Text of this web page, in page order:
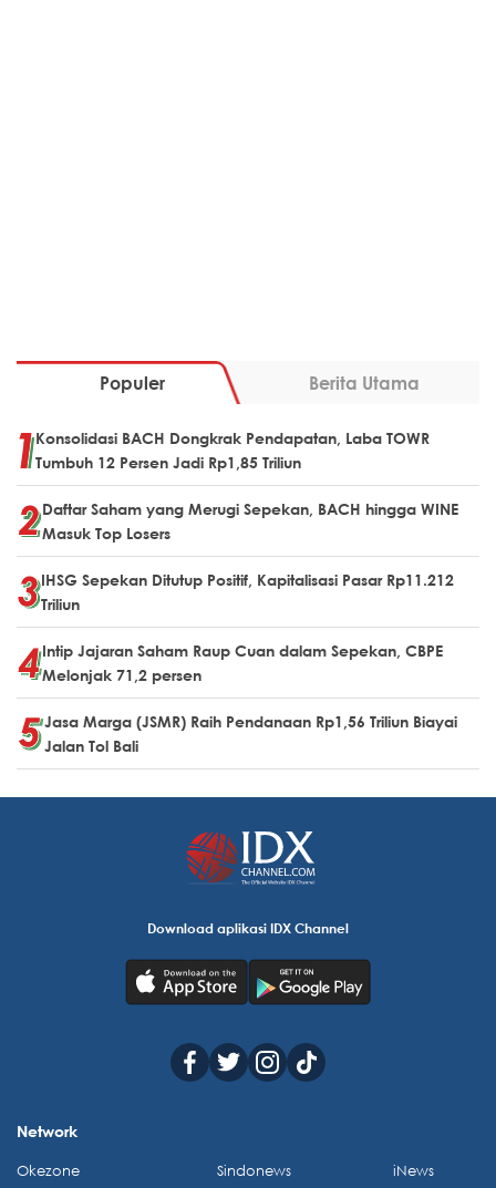
Populer Berita Utama
Konsolidasi BACH Dongkrak Pendapatan, Laba TOWR
Tumbuh 12 Persen Jadi Rp1,85 Triliun
Daftar Saham yang Merugi Sepekan, BACH hingga WINE
Masuk Top Losers
IHSG Sepekan Ditutup Positif, Kapitalisasi Pasar Rp11.212
Triliun
Intip Jajaran Saham Raup Cuan dalam Sepekan, CBPE
Melonjak 71,2 persen
Jasa Marga (JSMR) Raih Pendanaan Rp1,56 Triliun Biayai
Jalan Tol Bali
Download aplikasi IDX Channel
Network
Okezone Sindonews iNews